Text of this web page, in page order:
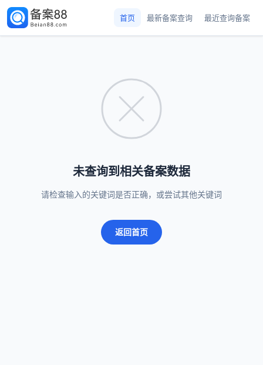
首页 最新备案查询 最近查询备案
未查询到相关备案数据
请检查输入的关键词是否正确，或尝试其他关键词
返回首页